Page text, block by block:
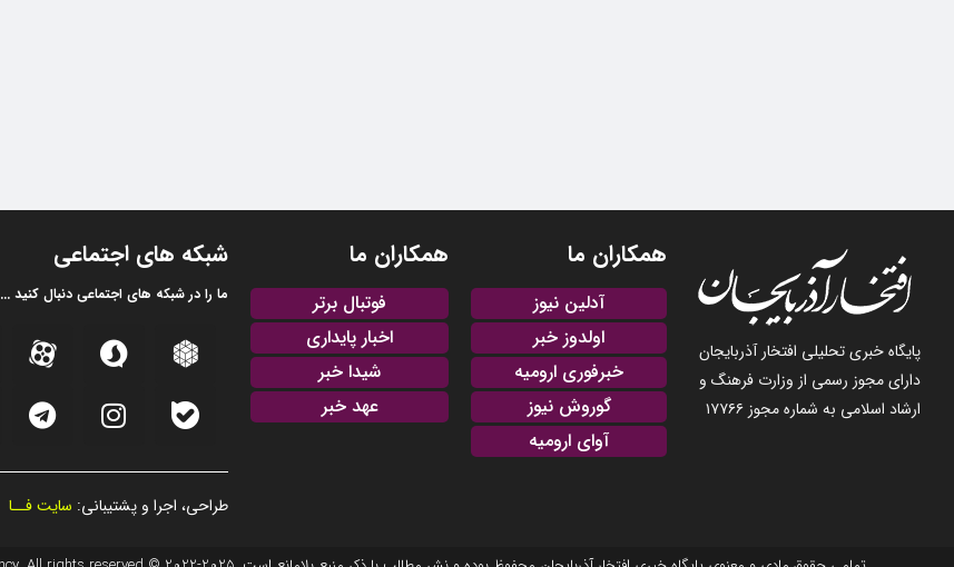
پایگاه خبری تحلیلی افتخار آذربایجان
دارای مجوز رسمی از وزارت فرهنگ و
ارشاد اسلامی به شماره مجوز ۱۷۷۶۶
همکاران ما
آدلین نیوز
اولدوز خبر
خبرفوری ارومیه
گوروش نیوز
آوای ارومیه
همکاران ما
فوتبال برتر
اخبار پایداری
شیدا خبر
عهد خبر
شبکه های اجتماعی
ما را در شبکه های اجتماعی دنبال کنید ...
طراحی، اجرا و پشتیبانی: سایت فــا